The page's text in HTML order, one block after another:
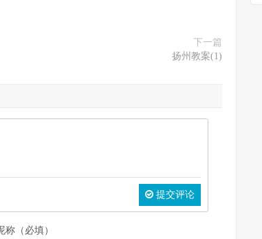
下一篇
扬州教案(1)
提交评论
称（必填）